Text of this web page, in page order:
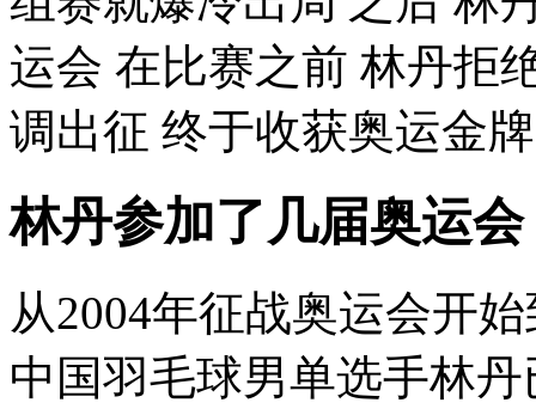
运会 在比赛之前 林丹拒
调出征 终于收获奥运金
林丹参加了几届奥运会
从2004年征战奥运会开
中国羽毛球男单选手林